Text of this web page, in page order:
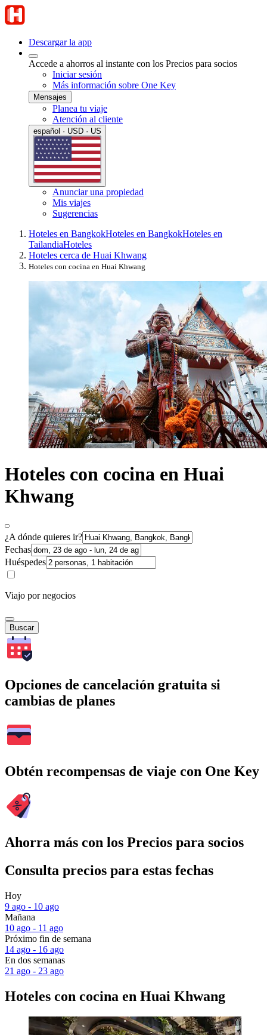
Descargar la app
Accede a ahorros al instante con los Precios para socios
Iniciar sesión
Más información sobre One Key
Mensajes
Planea tu viaje
Atención al cliente
español · USD · US
Anunciar una propiedad
Mis viajes
Sugerencias
Hoteles en BangkokHoteles en BangkokHoteles en
TailandiaHoteles
Hoteles cerca de Huai Khwang
Hoteles con cocina en Huai Khwang
Hoteles con cocina en Huai
Khwang
¿A dónde quieres ir?
Fechas
Huéspedes
Viajo por negocios
Buscar
Opciones de cancelación gratuita si
cambias de planes
Obtén recompensas de viaje con One Key
Ahorra más con los Precios para socios
Consulta precios para estas fechas
Hoy
9 ago - 10 ago
Mañana
10 ago - 11 ago
Próximo fin de semana
14 ago - 16 ago
En dos semanas
21 ago - 23 ago
Hoteles con cocina en Huai Khwang